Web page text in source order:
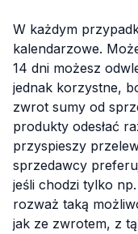
W każdym
kalendarzowe.
14 dni możesz
jednak korzystne,
zwrot sumy od
produkty odesłać
przyspieszy
sprzedawcy
jeśli chodzi tylko
rozważ taką
jak ze zwrotem, z